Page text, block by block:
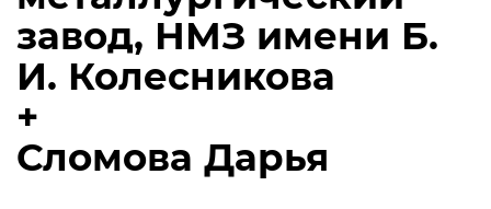
завод, НМЗ имени Б.
И. Колесникова
+
Сломова Дарья